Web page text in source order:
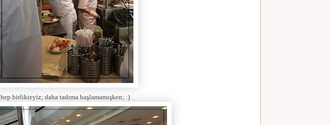
hep birlikteyiz; daha tadıma başlamamışken; :)